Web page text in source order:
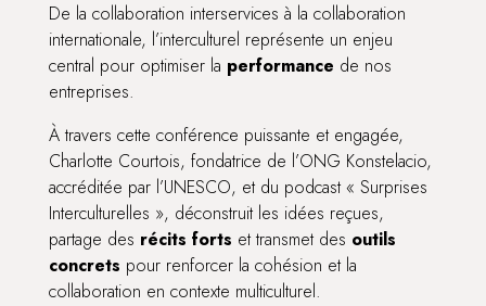
De la collaboration interservices à la collaboration
internationale, l’interculturel représente un enjeu
central pour optimiser la performance de nos
entreprises.
À travers cette conférence puissante et engagée,
Charlotte Courtois, fondatrice de l’ONG Konstelacio,
accréditée par l’UNESCO, et du podcast « Surprises
Interculturelles », déconstruit les idées reçues,
partage des récits forts et transmet des outils
concrets pour renforcer la cohésion et la
collaboration en contexte multiculturel.